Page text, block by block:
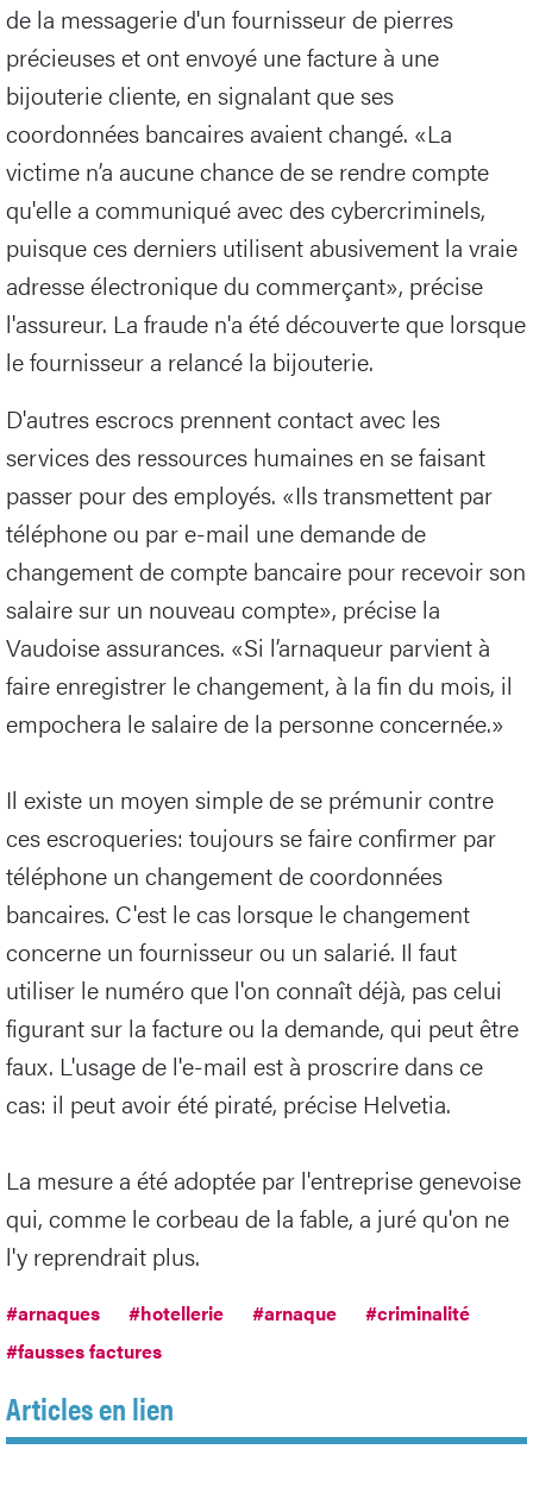
de la messagerie d'un fournisseur de pierres
précieuses et ont envoyé une facture à une
bijouterie cliente, en signalant que ses
coordonnées bancaires avaient changé. «La
victime n’a aucune chance de se rendre compte
qu'elle a communiqué avec des cybercriminels,
puisque ces derniers utilisent abusivement la vraie
adresse électronique du commerçant», précise
l'assureur. La fraude n'a été découverte que lorsque
le fournisseur a relancé la bijouterie.
D'autres escrocs prennent contact avec les
services des ressources humaines en se faisant
passer pour des employés. «Ils transmettent par
téléphone ou par e-mail une demande de
changement de compte bancaire pour recevoir son
salaire sur un nouveau compte», précise la
Vaudoise assurances. «Si l’arnaqueur parvient à
faire enregistrer le changement, à la fin du mois, il
empochera le salaire de la personne concernée.»
Il existe un moyen simple de se prémunir contre
ces escroqueries: toujours se faire confirmer par
téléphone un changement de coordonnées
bancaires. C'est le cas lorsque le changement
concerne un fournisseur ou un salarié. Il faut
utiliser le numéro que l'on connaît déjà, pas celui
figurant sur la facture ou la demande, qui peut être
faux. L'usage de l'e-mail est à proscrire dans ce
cas: il peut avoir été piraté, précise Helvetia.
La mesure a été adoptée par l'entreprise genevoise
qui, comme le corbeau de la fable, a juré qu'on ne
l'y reprendrait plus.
#arnaques #hotellerie #arnaque
#criminalité
#fausses factures
Articles en lien